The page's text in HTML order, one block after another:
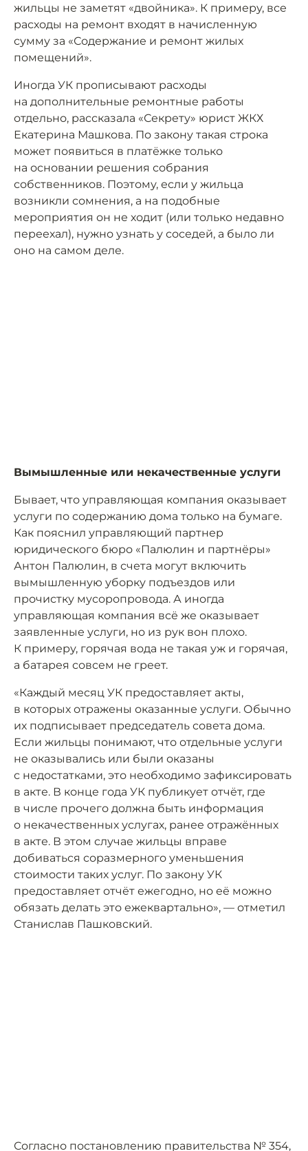
жильцы не заметят «двойника». К примеру, все
расходы на ремонт входят в начисленную
сумму за «Содержание и ремонт жилых
помещений».
Иногда УК прописывают расходы
на дополнительные ремонтные работы
отдельно, рассказала «Секрету» юрист ЖКХ
Екатерина Машкова. По закону такая строка
может появиться в платёжке только
на основании решения собрания
собственников. Поэтому, если у жильца
возникли сомнения, а на подобные
мероприятия он не ходит (или только недавно
переехал), нужно узнать у соседей, а было ли
оно на самом деле.
Вымышленные или некачественные услуги
Бывает, что управляющая компания оказывает
услуги по содержанию дома только на бумаге.
Как пояснил управляющий партнер
юридического бюро «Палюлин и партнёры»
Антон Палюлин, в счета могут включить
вымышленную уборку подъездов или
прочистку мусоропровода. А иногда
управляющая компания всё же оказывает
заявленные услуги, но из рук вон плохо.
К примеру, горячая вода не такая уж и горячая,
а батарея совсем не греет.
«Каждый месяц УК предоставляет акты,
в которых отражены оказанные услуги. Обычно
их подписывает председатель совета дома.
Если жильцы понимают, что отдельные услуги
не оказывались или были оказаны
с недостатками, это необходимо зафиксировать
в акте. В конце года УК публикует отчёт, где
в числе прочего должна быть информация
о некачественных услугах, ранее отражённых
в акте. В этом случае жильцы вправе
добиваться соразмерного уменьшения
стоимости таких услуг. По закону УК
предоставляет отчёт ежегодно, но её можно
обязать делать это ежеквартально», — отметил
Станислав Пашковский.
Согласно постановлению правительства № 354,